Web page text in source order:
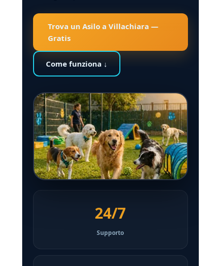
Trova un Asilo a Villachiara —
Gratis
Come funziona ↓
24/7
Supporto